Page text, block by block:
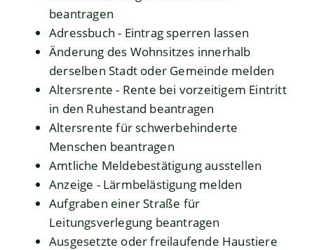
beantragen
Adressbuch - Eintrag sperren lassen
Änderung des Wohnsitzes innerhalb
derselben Stadt oder Gemeinde melden
Altersrente - Rente bei vorzeitigem Eintritt
in den Ruhestand beantragen
Altersrente für schwerbehinderte
Menschen beantragen
Amtliche Meldebestätigung ausstellen
Anzeige - Lärmbelästigung melden
Aufgraben einer Straße für
Leitungsverlegung beantragen
Ausgesetzte oder freilaufende Haustiere